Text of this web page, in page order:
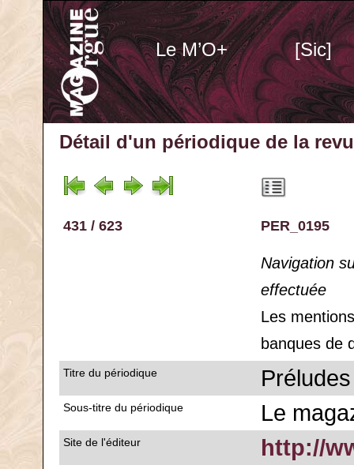
Le M’O+ [Sic]
Détail d'un périodique de la
431 / 623 PER_0195
Navigation
effectuée
Les
banques de
Titre du périodique Préludes
Sous-titre du périodique Le
Site de l'éditeur http://